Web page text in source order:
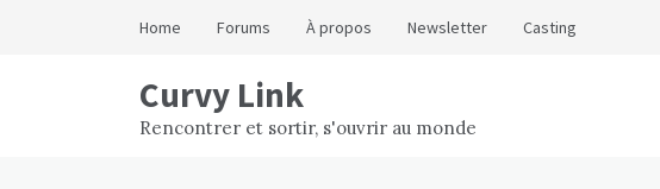
Home Forums À propos Newsletter Casting
Curvy Link
Rencontrer et sortir, s'ouvrir au monde